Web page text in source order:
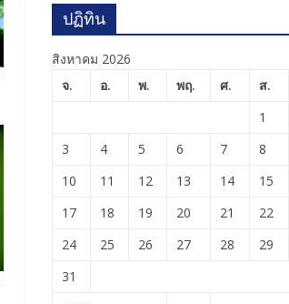
ปฏิทิน
สิงหาคม 2026
จ.
อ. พ. พฤ. ศ. ส.
1
3
4 5 6 7 8
10
11 12 13 14 15
17
18 19 20 21 22
24
25 26 27 28 29
31